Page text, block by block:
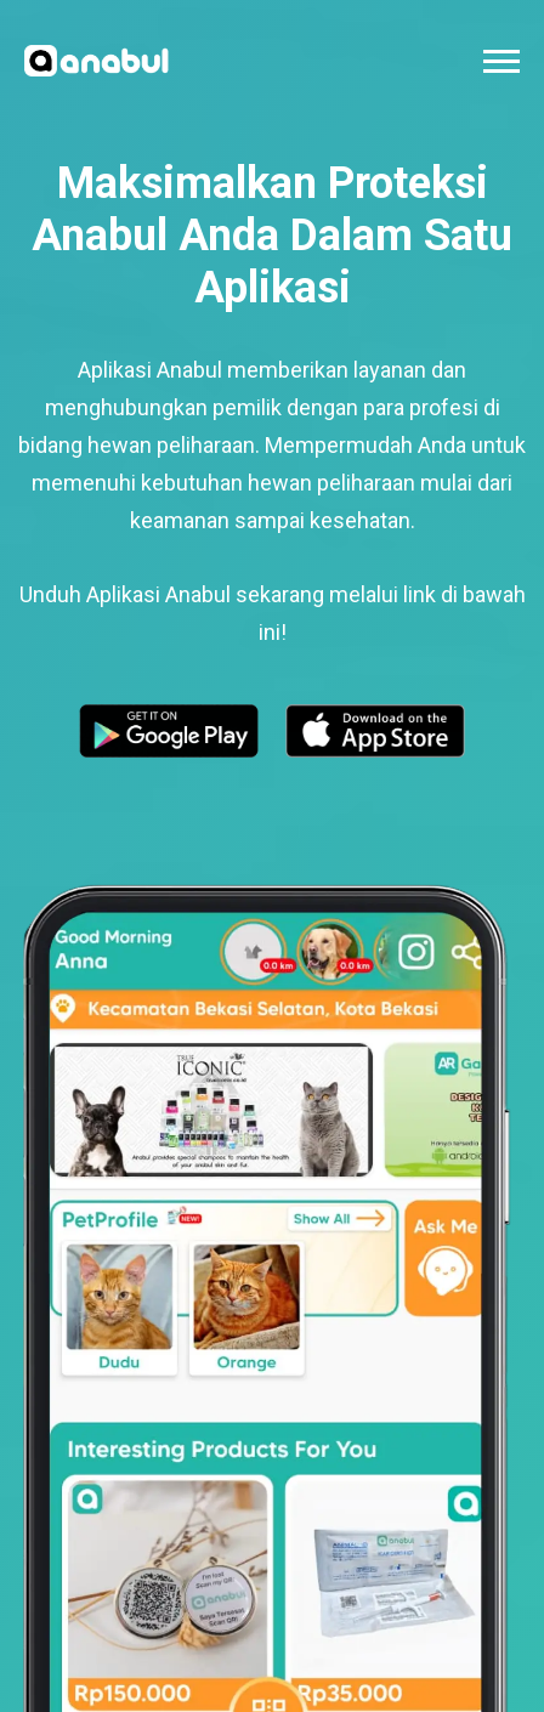
Maksimalkan Proteksi
Anabul Anda Dalam Satu
Aplikasi
Aplikasi Anabul memberikan layanan dan
menghubungkan pemilik dengan para profesi di
bidang hewan peliharaan. Mempermudah Anda untuk
memenuhi kebutuhan hewan peliharaan mulai dari
keamanan sampai kesehatan.
Unduh Aplikasi Anabul sekarang melalui link di bawah
ini!